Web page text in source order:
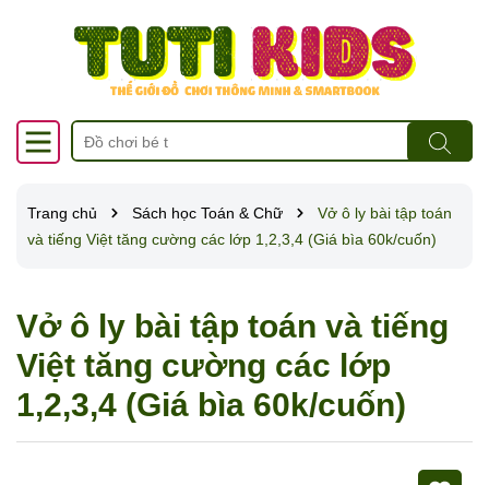
Trang chủ Sách học Toán & Chữ
Vở ô ly bài tập toán
và tiếng Việt tăng cường các lớp 1,2,3,4 (Giá bìa 60k/cuốn)
Vở ô ly bài tập toán và tiếng
Việt tăng cường các lớp
1,2,3,4 (Giá bìa 60k/cuốn)